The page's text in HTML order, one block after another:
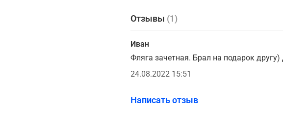
Отзывы (1)
Иван
Фляга зачетная. Брал на подарок
24.08.2022 15:51
Написать отзыв